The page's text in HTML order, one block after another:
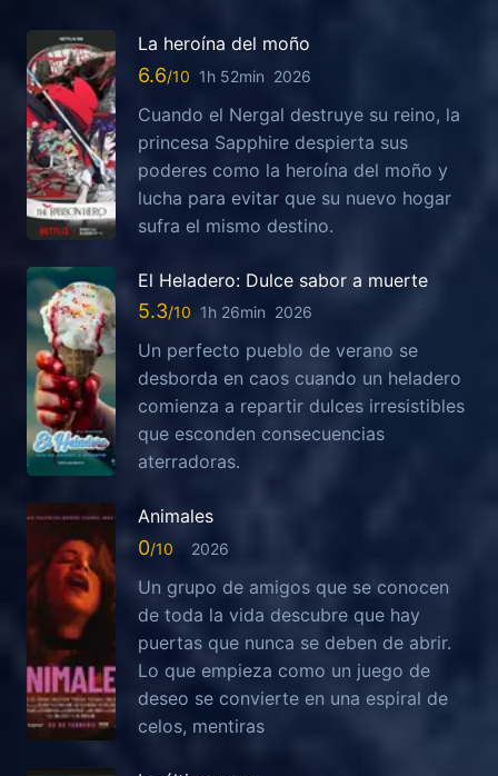
La heroína del moño
6.6 1h 52min 2026
Cuando el Nergal destruye su reino, la
princesa Sapphire despierta sus
poderes como la heroína del moño y
lucha para evitar que su nuevo hogar
sufra el mismo destino.
El Heladero: Dulce sabor a muerte
5.3 1h 26min 2026
Un perfecto pueblo de verano se
desborda en caos cuando un heladero
comienza a repartir dulces irresistibles
que esconden consecuencias
aterradoras.
Animales
0 2026
Un grupo de amigos que se conocen
de toda la vida descubre que hay
puertas que nunca se deben de abrir.
Lo que empieza como un juego de
deseo se convierte en una espiral de
celos, mentiras